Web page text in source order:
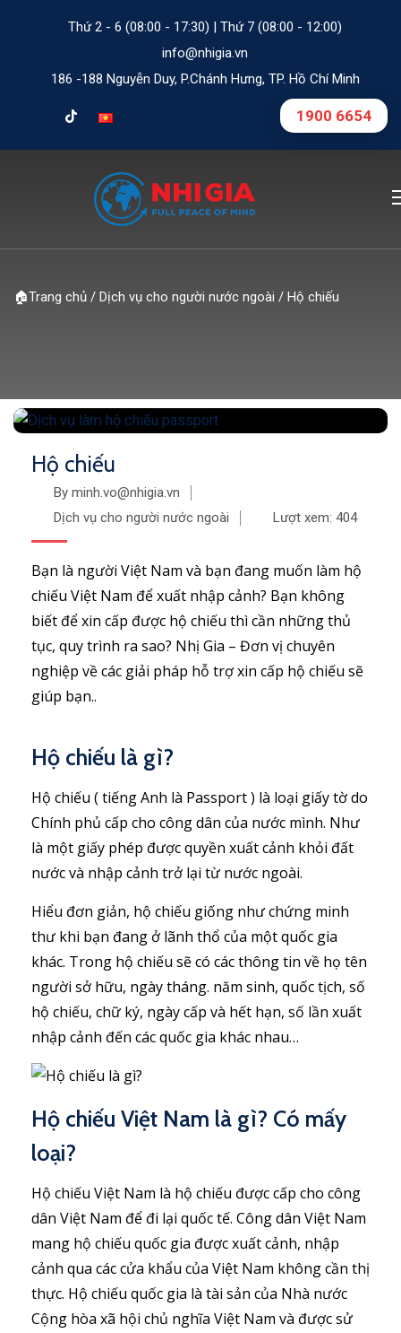
Thứ 2 - 6 (08:00 - 17:30) | Thứ 7 (08:00 - 12:00)
info@nhigia.vn
186 -188 Nguyễn Duy, P.Chánh Hưng, TP. Hồ Chí Minh
🏠Trang chủ / Dịch vụ cho người nước ngoài / Hộ chiếu
Hộ chiếu
By minh.vo@nhigia.vn
Dịch vụ cho người nước ngoài
Lượt xem: 404
Bạn là người Việt Nam và bạn đang muốn làm hộ
chiếu Việt Nam để xuất nhập cảnh? Bạn không
biết để xin cấp được hộ chiếu thì cần những thủ
tục, quy trình ra sao? Nhị Gia – Đơn vị chuyên
nghiệp về các giải pháp hỗ trợ xin cấp hộ chiếu sẽ
giúp bạn..
Hộ chiếu là gì?
Hộ chiếu ( tiếng Anh là Passport ) là loại giấy tờ do
Chính phủ cấp cho công dân của nước mình. Như
là một giấy phép được quyền xuất cảnh khỏi đất
nước và nhập cảnh trở lại từ nước ngoài.
Hiểu đơn giản, hộ chiếu giống như chứng minh
thư khi bạn đang ở lãnh thổ của một quốc gia
khác. Trong hộ chiếu sẽ có các thông tin về họ tên
người sở hữu, ngày tháng. năm sinh, quốc tịch, số
hộ chiếu, chữ ký, ngày cấp và hết hạn, số lần xuất
nhập cảnh đến các quốc gia khác nhau…
Hộ chiếu Việt Nam là gì? Có mấy
loại?
Hộ chiếu Việt Nam là hộ chiếu được cấp cho công
dân Việt Nam để đi lại quốc tế. Công dân Việt Nam
mang hộ chiếu quốc gia được xuất cảnh, nhập
cảnh qua các cửa khẩu của Việt Nam không cần thị
thực. Hộ chiếu quốc gia là tài sản của Nhà nước
Cộng hòa xã hội chủ nghĩa Việt Nam và được sử
1900 6654